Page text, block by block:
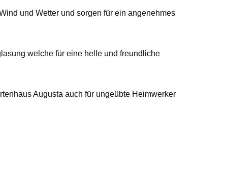
und Wetter und sorgen für ein angenehmes
welche für eine helle und freundliche
Augusta auch für ungeübte Heimwerker